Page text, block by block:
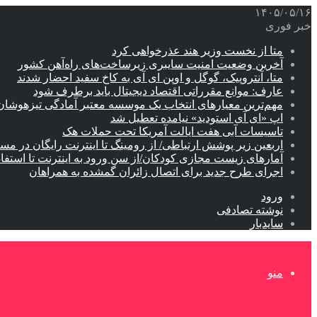
۱۴۰۵/۰۵/۱۶
خبر فوری
متا از نخست وزیر هند عذرخواهی کرد
آخرین وضعیت امنیت سایبری زیرساخت‌های راه‌آهن کشور
متا، آنتروپیک، گوگل و اوپن ای آی به کاخ سفید احضار شدند
عارف: موانع مقرراتی اقتصاد دیجیتال باید برطرف شود
مهم‌ترین معیارهای انتخاب یک موسسه معتبر آمادگی
اپ «ای آی استودید» نیامده تعطیل شد
تاسیسات آبی هفت ایالت آمریکا تحت حملات هک
اربعین زیر پوشش ارتباطی/ از رومینگ تا اینترنت رایگان در
آمارهای زیست مجازی کودکان/از سن ورود به اینترنت تا
اجرای طرح جدید برای اتصال زائران گمشده به همراهان
ورود
نوشته تصادفی
سایدبار
منو